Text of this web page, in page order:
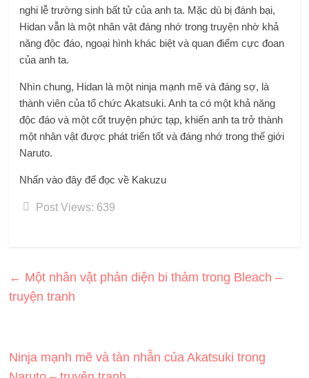
nghi lễ trường sinh bất tử của anh ta. Mặc dù bị đánh bại,
Hidan vẫn là một nhân vật đáng nhớ trong truyện nhờ khả
năng độc đáo, ngoại hình khác biệt và quan điểm cực đoan
của anh ta.
Nhìn chung, Hidan là một ninja mạnh mẽ và đáng sợ, là
thành viên của tổ chức Akatsuki. Anh ta có một khả năng
độc đáo và một cốt truyện phức tạp, khiến anh ta trở thành
một nhân vật được phát triển tốt và đáng nhớ trong thế giới
Naruto.
Nhấn vào đây để đọc về Kakuzu
Post Views: 639
← Một nhân vật phản diện bi thảm trong Bleach –
truyện tranh
Ninja mạnh mẽ và tàn nhẫn của Akatsuki trong